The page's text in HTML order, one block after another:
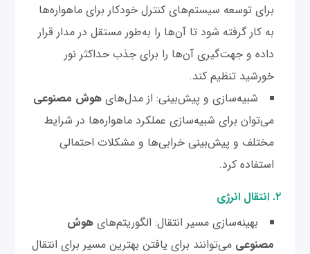
برای توسعه سیستم‌های کنترل خودکار برای ماهواره‌ها
به کار گرفته شود تا آن‌ها را به‌طور مستقل در مدار قرار
داده و جهت‌گیری آن‌ها را برای جذب حداکثر نور
خورشید تنظیم کند.
شبیه‌سازی و پیش‌بینی: از مدل‌هایهوش مصنوعی
می‌توان برای شبیه‌سازی عملکرد ماهواره‌ها در شرایط
مختلف و پیش‌بینی خرابی‌ها و مشکلات احتمالی
استفاده کرد.
۲. انتقال انرژی
بهینه‌سازی مسیر انتقال: الگوریتم‌هایهوش
مصنوعی می‌توانند برای یافتن بهترین مسیر برای انتقال